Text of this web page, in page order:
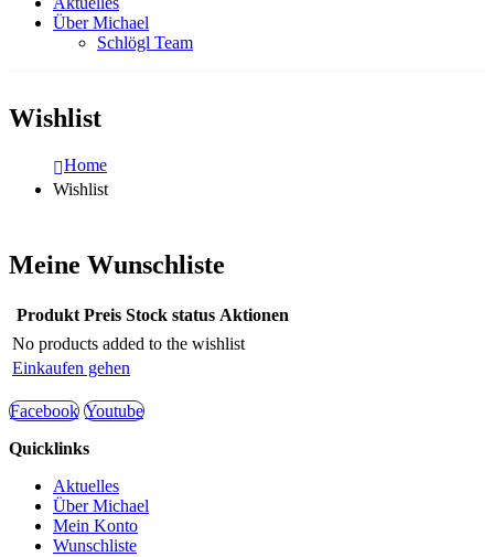
Über Michael
Schlögl Team
Wishlist
Home
Wishlist
Meine Wunschliste
Produkt Preis Stock status Aktionen
No products added to the wishlist
Einkaufen gehen
Facebook Youtube
Quicklinks
Aktuelles
Über Michael
Mein Konto
Wunschliste